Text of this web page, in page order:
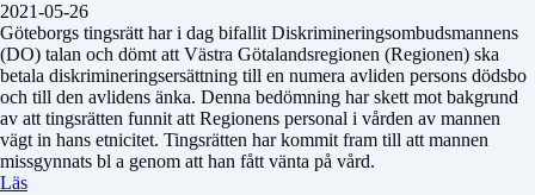
2021-05-26
Göteborgs tingsrätt har i dag bifallit Diskrimineringsombudsmannens
(DO) talan och dömt att Västra Götalandsregionen (Regionen) ska
betala diskrimineringsersättning till en numera avliden persons dödsbo
och till den avlidens änka. Denna bedömning har skett mot bakgrund
av att tingsrätten funnit att Regionens personal i vården av mannen
vägt in hans etnicitet. Tingsrätten har kommit fram till att mannen
missgynnats bl a genom att han fått vänta på vård.
Läs